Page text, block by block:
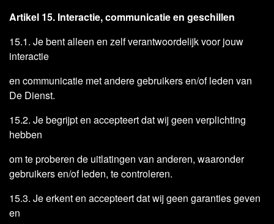
Artikel 15. Interactie, communicatie en geschillen
15.1. Je bent alleen en zelf verantwoordelijk voor jouw
interactie
en communicatie met andere gebruikers en/of leden van
De Dienst.
15.2. Je begrijpt en accepteert dat wij geen verplichting
hebben
om te proberen de uitlatingen van anderen, waaronder
gebruikers en/of leden, te controleren.
15.3. Je erkent en accepteert dat wij geen garanties geven
en